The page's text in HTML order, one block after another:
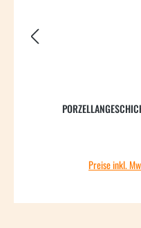
Preise inkl.